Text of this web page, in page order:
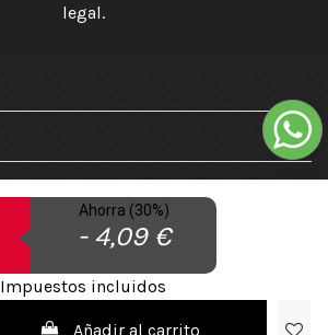
Ahorra (30%)
- 4,09 €
Impuestos incluidos
Añadir al carrito
legal.